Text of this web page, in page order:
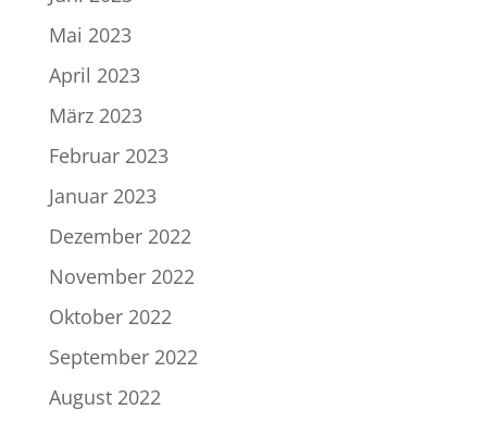
Mai 2023
April 2023
März 2023
Februar 2023
Januar 2023
Dezember 2022
November 2022
Oktober 2022
September 2022
August 2022